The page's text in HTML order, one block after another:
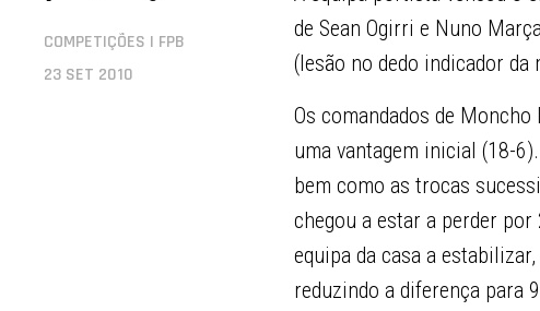
COMPETIÇÕES | FPB
23 SET 2010
de Sean Ogirri e Nuno
(lesão no dedo indicador
Os comandados de
uma vantagem inicial (18-
bem como as trocas
chegou a estar a perder
equipa da casa a
reduzindo a diferença para